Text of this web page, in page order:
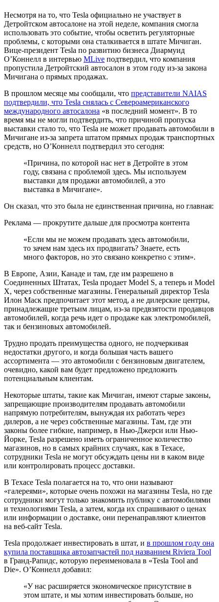
Несмотря на то, что Tesla официально не участвует в
Детройтском автосалоне на этой неделе, компания смогла
использовать это событие, чтобы осветить регуляторные
проблемы, с которыми она сталкивается в штате Мичиган.
Вице-президент Tesla по развитию бизнеса Диармуид
О’Коннелл в интервью MLive подтвердил, что компания
пропустила Детройтский автосалон в этом году из-за закона
Мичигана о прямых продажах.
В прошлом месяце мы сообщали, что представители NAIAS
подтвердили, что Tesla снялась с Североамериканского
международного автосалона «в последний момент». В то
время мы не могли подтвердить, что причиной пропуска
выставки стало то, что Tesla не может продавать автомобили в
Мичигане из-за запрета штатом прямых продаж транспортных
средств, но О’Коннелл подтвердил это сегодня:
«Причина, по которой нас нет в Детройте в этом
году, связана с проблемой здесь. Мы используем
выставки для продажи автомобилей, а это
выставка в Мичигане».
Он сказал, что это была не единственная причина, но главная:
Реклама — прокрутите дальше для просмотра контента
«Если мы не можем продавать здесь автомобили,
то зачем нам здесь их продвигать? Знаете, есть
много факторов, но это связано конкретно с этим».
В Европе, Азии, Канаде и там, где им разрешено в
Соединенных Штатах, Tesla продает Model S, а теперь и Model
X, через собственные магазины. Генеральный директор Tesla
Илон Маск предпочитает этот метод, а не дилерские центры,
принадлежащие третьим лицам, из-за предвзятости продавцов
автомобилей, когда речь идет о продаже как электромобилей,
так и бензиновых автомобилей.
Трудно продать преимущества одного, не подчеркивая
недостатки другого, и когда большая часть вашего
ассортимента — это автомобили с бензиновым двигателем,
очевидно, какой вам будет предложено предложить
потенциальным клиентам.
Некоторые штаты, такие как Мичиган, имеют старые законы,
запрещающие производителям продавать автомобили
напрямую потребителям, вынуждая их работать через
дилеров, а не через собственные магазины. Там, где эти
законы более гибкие, например, в Нью-Джерси или Нью-
Йорке, Tesla разрешено иметь ограниченное количество
магазинов, но в самых крайних случаях, как в Техасе,
сотрудники Tesla не могут обсуждать цены ни в каком виде
или контролировать процесс доставки.
В Техасе Tesla полагается на то, что они называют
«галереями», которые очень похожи на магазины Tesla, но где
сотрудники могут только знакомить публику с автомобилями
и технологиями Tesla, а затем, когда их спрашивают о ценах
или информации о доставке, они перенаправляют клиентов
на веб-сайт Tesla.
Tesla продолжает инвестировать в штат, и в прошлом году она
купила поставщика автозапчастей под названием Riviera Tool
в Гранд-Рапидс, которую переименовала в «Tesla Tool and
Die». О’Коннелл добавил:
«У нас расширяется экономическое присутствие в
этом штате, и мы хотим инвестировать больше, но